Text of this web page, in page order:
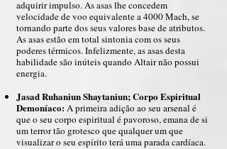
adquirir impulso. As asas lhe concedem
velocidade de voo equivalente a 4000 Mach, se
tornando parte dos seus valores base de atributos.
As asas estão em total sintonia com os seus
poderes térmicos. Infelizmente, as asas desta
habilidade são inúteis quando Altair não possui
energia.
Jasad Ruhaniun Shaytaniun; Corpo Espiritual
Demoníaco:A primeira adição ao seu arsenal é
que o seu corpo espiritual é pavoroso, emana de si
um terror tão grotesco que qualquer um que
visualizar o seu espírito terá uma parada cardíaca.